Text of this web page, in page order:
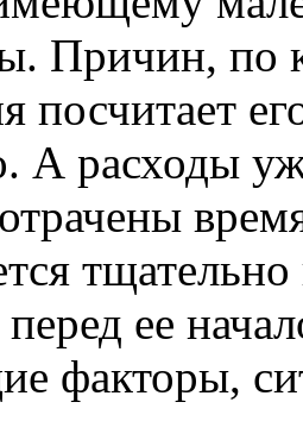
Причин, по
посчитает
А расходы
ее
факторы,